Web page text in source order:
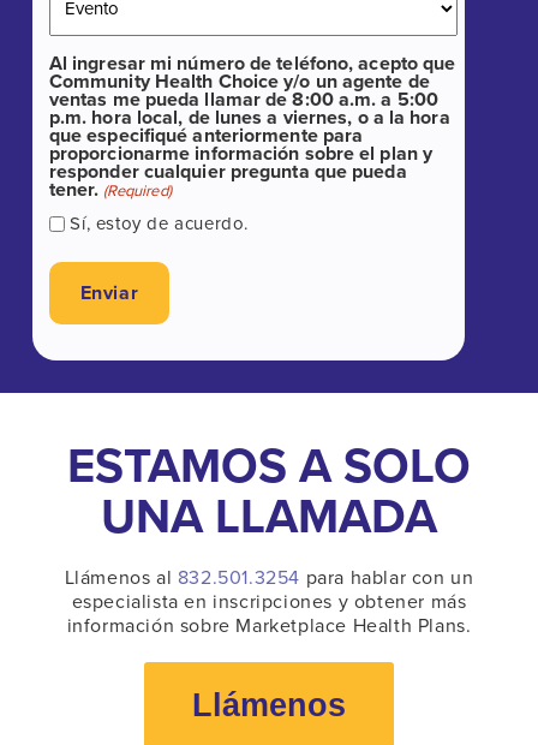
Al ingresar mi número de teléfono, acepto que
Community Health Choice y/o un agente de
ventas me pueda llamar de 8:00 a.m. a 5:00
p.m. hora local, de lunes a viernes, o a la hora
que especifiqué anteriormente para
proporcionarme información sobre el plan y
responder cualquier pregunta que pueda
tener. (Required)
Sí, estoy de acuerdo.
ESTAMOS A SOLO
UNA LLAMADA
Llámenos al 832.501.3254 para hablar con un
especialista en inscripciones y obtener más
información sobre Marketplace Health Plans.
Llámenos